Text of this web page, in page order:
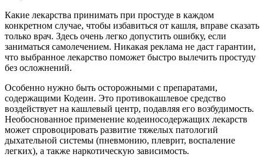
Какие лекарства принимать при простуде в каждом
конкретном случае, чтобы избавиться от кашля, вправе сказать
только врач. Здесь очень легко допустить ошибку, если
заниматься самолечением. Никакая реклама не даст гарантии,
что выбранное лекарство поможет быстро вылечить простуду
без осложнений.
Особенно нужно быть осторожными с препаратами,
содержащими Кодеин. Это противокашлевое средство
воздействует на кашлевый центр, подавляя его возбудимость.
Необоснованное применение кодеиносодержащих лекарств
может спровоцировать развитие тяжелых патологий
дыхательной системы (пневмонию, плеврит, воспаление
легких), а также наркотическую зависимость.